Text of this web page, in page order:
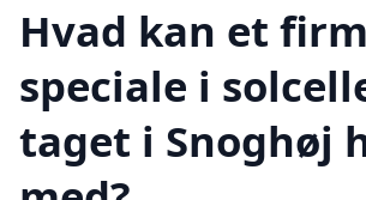
Hvad kan et
speciale i
taget i Snoghøj